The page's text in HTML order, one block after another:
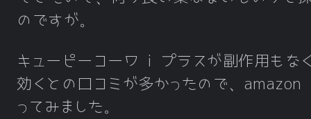
のですが。
キューピーコーワ i プラスが副作用もな
効くとの口コミが多かったので、amazon
ってみました。